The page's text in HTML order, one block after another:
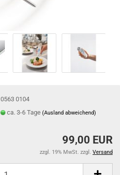
0563 0104
ca. 3-6 Tage(Ausland abweichend)
99,00 EUR
zzgl. 19% MwSt. zzgl. Versand